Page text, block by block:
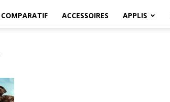
COMPARATIF ACCESSOIRES APPLIS